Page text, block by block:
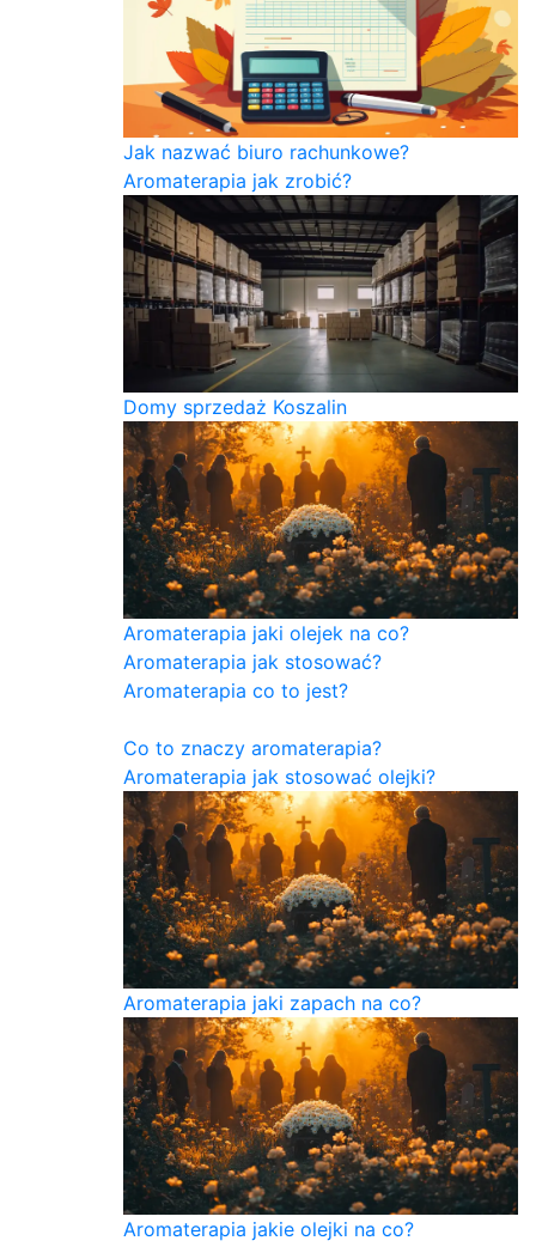
Jak nazwać biuro rachunkowe?
Aromaterapia jak zrobić?
Domy sprzedaż Koszalin
Aromaterapia jaki olejek na co?
Aromaterapia jak stosować?
Aromaterapia co to jest?
Co to znaczy aromaterapia?
Aromaterapia jak stosować olejki?
Aromaterapia jaki zapach na co?
Aromaterapia jakie olejki na co?